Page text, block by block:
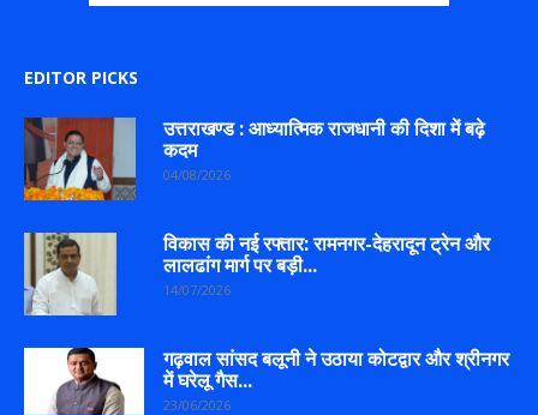
EDITOR PICKS
उत्तराखण्ड : आध्यात्मिक राजधानी की दिशा में बढ़े
कदम
04/08/2026
विकास की नई रफ्तार: रामनगर-देहरादून ट्रेन और
लालढांग मार्ग पर बड़ी...
14/07/2026
गढ़वाल सांसद बलूनी ने उठाया कोटद्वार और श्रीनगर
में घरेलू गैस...
23/06/2026